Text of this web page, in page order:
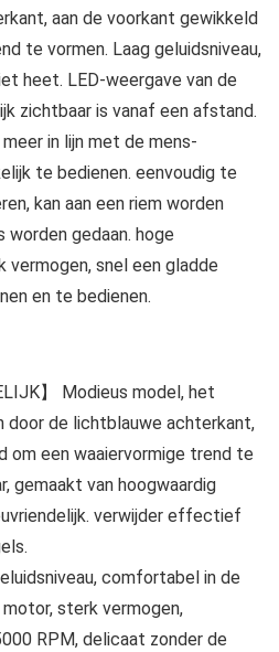
aan de voorkant gewikkeld
te vormen. Laag geluidsniveau,
heet. LED-weergave van de
zichtbaar is vanaf een afstand.
in lijn met de mens-
te bedienen. eenvoudig te
kan aan een riem worden
worden gedaan. hoge
snel een gladde
en te bedienen.
】 Modieus model, het
door de lichtblauwe achterkant,
om een waaiervormige trend te
gemaakt van hoogwaardig
verwijder effectief
comfortabel in de
sterk vermogen,
RPM, delicaat zonder de